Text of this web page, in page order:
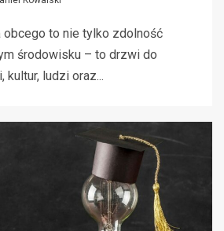
obcego to nie tylko zdolność
środowisku – to drzwi do
kultur, ludzi oraz...